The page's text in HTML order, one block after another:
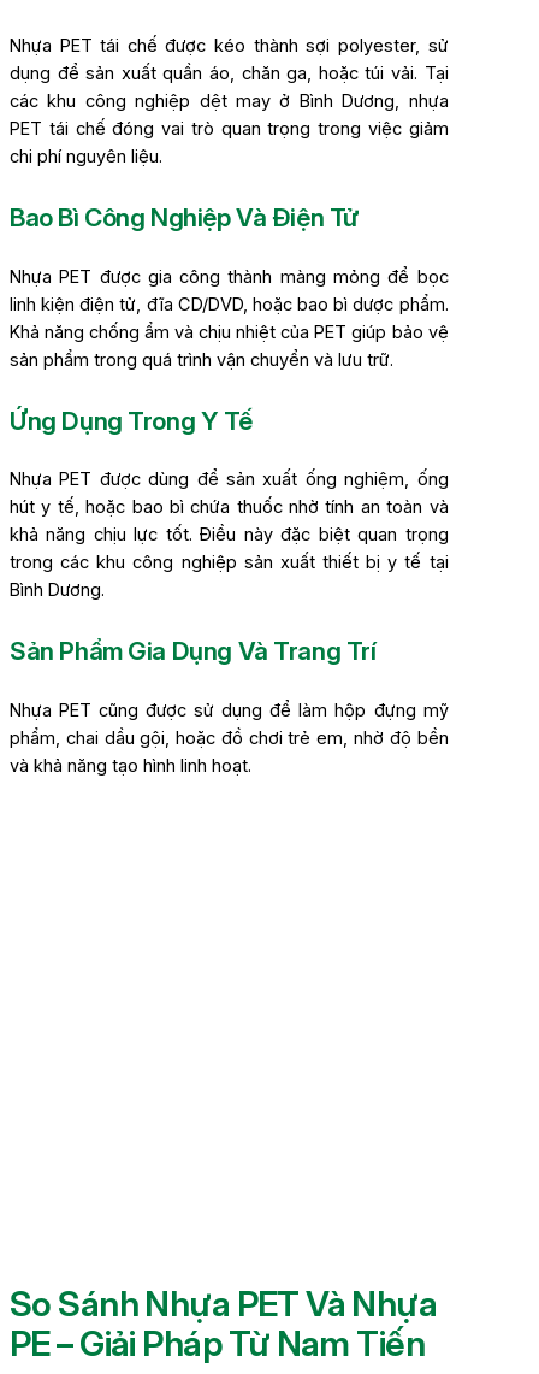
Nhựa PET tái chế được kéo thành sợi polyester, sử
dụng để sản xuất quần áo, chăn ga, hoặc túi vải. Tại
các khu công nghiệp dệt may ở Bình Dương, nhựa
PET tái chế đóng vai trò quan trọng trong việc giảm
chi phí nguyên liệu.
Bao Bì Công Nghiệp Và Điện Tử
Nhựa PET được gia công thành màng mỏng để bọc
linh kiện điện tử, đĩa CD/DVD, hoặc bao bì dược phẩm.
Khả năng chống ẩm và chịu nhiệt của PET giúp bảo vệ
sản phẩm trong quá trình vận chuyển và lưu trữ.
Ứng Dụng Trong Y Tế
Nhựa PET được dùng để sản xuất ống nghiệm, ống
hút y tế, hoặc bao bì chứa thuốc nhờ tính an toàn và
khả năng chịu lực tốt. Điều này đặc biệt quan trọng
trong các khu công nghiệp sản xuất thiết bị y tế tại
Bình Dương.
Sản Phẩm Gia Dụng Và Trang Trí
Nhựa PET cũng được sử dụng để làm hộp đựng mỹ
phẩm, chai dầu gội, hoặc đồ chơi trẻ em, nhờ độ bền
và khả năng tạo hình linh hoạt.
So Sánh Nhựa PET Và Nhựa
PE – Giải Pháp Từ Nam Tiến